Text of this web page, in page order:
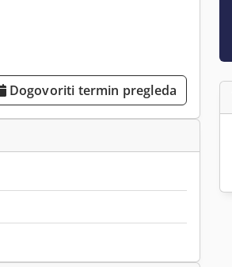
Dogovoriti termin pregleda